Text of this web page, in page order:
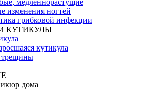
медленнорастущие
изменения ногтей
грибковой инфекции
КУТИКУЛЫ
кутикула
трещины
дома